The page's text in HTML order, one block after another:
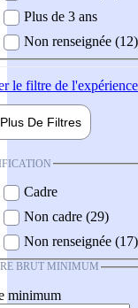
Plus de 3 ans
Non renseignée (12)
le filtre de
Plus De Filtres
Cadre
Non cadre (29)
Non renseignée (17)
BRUT MINIMUM
minimum